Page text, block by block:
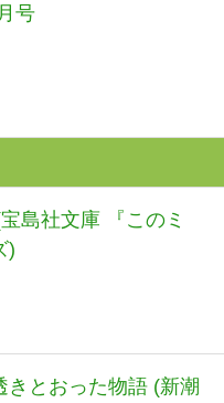
号
島社文庫 『このミ
)
きとおった物語 (新潮